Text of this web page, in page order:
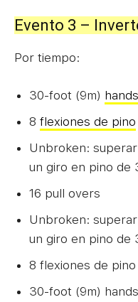
Evento 3 –
Por tiempo:
30-foot (9m)
8 flexiones de pino
Unbroken:
un giro en pino de
16 pull overs
Unbroken:
un giro en pino de
8 flexiones de
30-foot (9m)